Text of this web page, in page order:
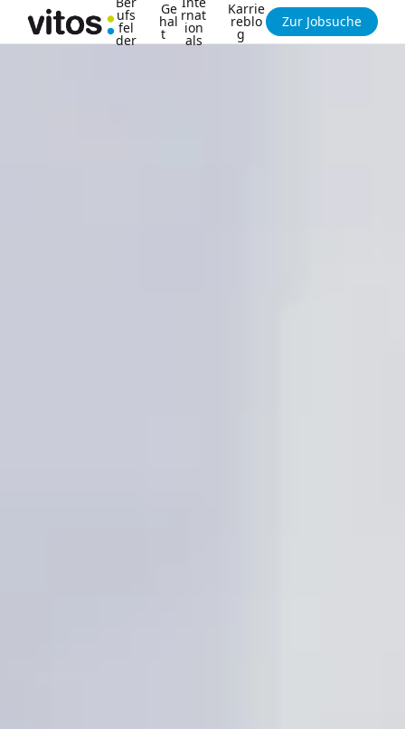
ufs
fel
der
Ge
hal
t
rnat
ion
als
Karrie
reblo
g
Zur Jobsuche